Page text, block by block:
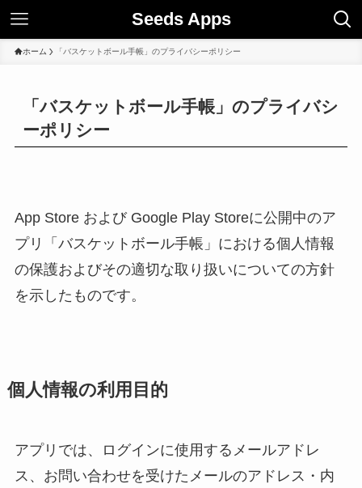
Seeds Apps
ホーム 「バスケットボール手帳」のプライバシーポリシー
「バスケットボール手帳」のプライバシ
ーポリシー
App Store および Google Play Storeに公開中のア
プリ「バスケットボール手帳」における個人情報
の保護およびその適切な取り扱いについての方針
を示したものです。
個人情報の利用目的
アプリでは、ログインに使用するメールアドレ
ス、お問い合わせを受けたメールのアドレス・内